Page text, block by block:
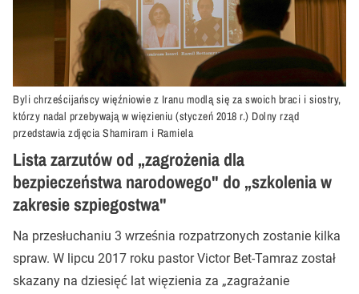
Byli chrześcijańscy więźniowie z Iranu modlą się za swoich braci i siostry,
którzy nadal przebywają w więzieniu (styczeń 2018 r.) Dolny rząd
przedstawia zdjęcia Shamiram i Ramiela
Lista zarzutów od „zagrożenia dla
bezpieczeństwa narodowego" do „szkolenia w
zakresie szpiegostwa"
Na przesłuchaniu 3 września rozpatrzonych zostanie kilka
spraw. W lipcu 2017 roku pastor Victor Bet-Tamraz został
skazany na dziesięć lat więzienia za „zagrażanie